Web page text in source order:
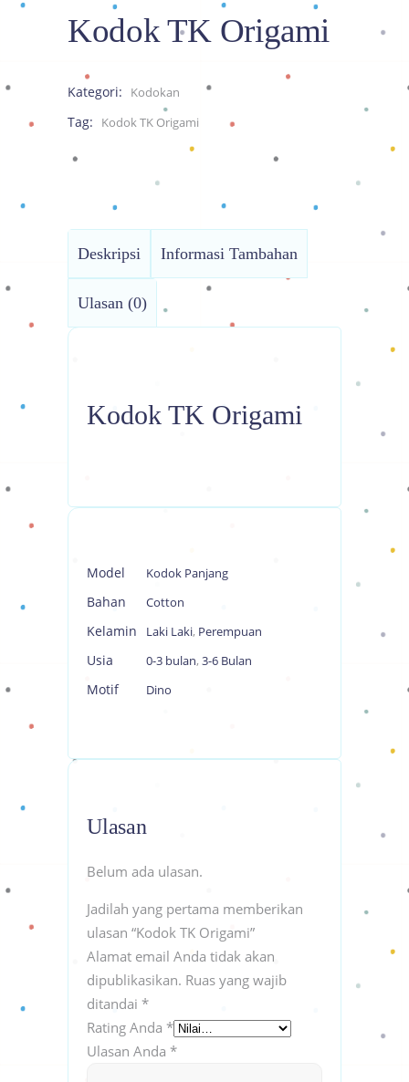
Kodok TK Origami
Kategori: Kodokan
Tag: Kodok TK Origami
Deskripsi Informasi Tambahan
Ulasan (0)
Kodok TK Origami
Model Kodok Panjang
Bahan Cotton
Kelamin Laki Laki, Perempuan
Usia 0-3 bulan, 3-6 Bulan
Motif Dino
Ulasan
Belum ada ulasan.
Jadilah yang pertama memberikan
ulasan “Kodok TK Origami”
Alamat email Anda tidak akan
dipublikasikan. Ruas yang wajib
ditandai *
Rating Anda *
Ulasan Anda *